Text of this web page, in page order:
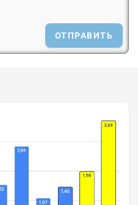
ОТПРАВИТЬ